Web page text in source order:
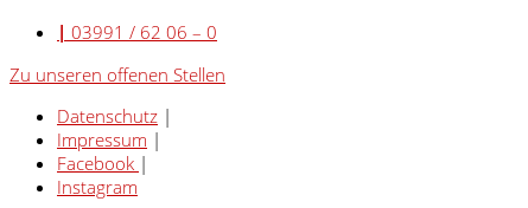
| 03991 / 62 06 – 0
Zu unseren offenen Stellen
Datenschutz |
Impressum |
Facebook |
Instagram